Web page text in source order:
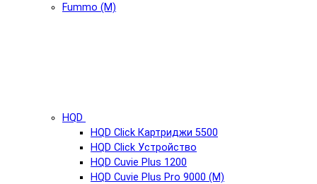
Fummo (М)
HQD
HQD Click Картриджи 5500
HQD Click Устройство
HQD Cuvie Plus 1200
HQD Cuvie Plus Pro 9000 (М)